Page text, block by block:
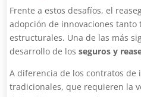
Frente a estos desafíos, el
adopción de innovaciones tanto
estructurales. Una de las más
desarrollo de losseguros y
A diferencia de los contratos de
tradicionales, que requieren la